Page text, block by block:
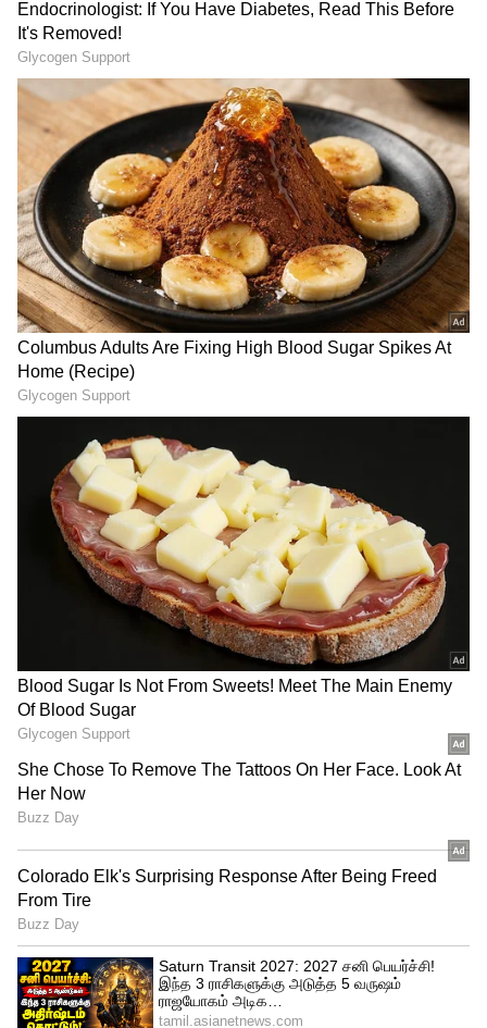
இருப்பதாக தெரிவித்தார். இந்த நிலையில்
இன்று அதிமுகவின் இரண்டு அணிகளான
எடப்பாடி பழனிசாமி தரப்பும்,
ஓ.பன்னீர்செல்வம் தரப்பும் மாறி மாறி
இன்று கமலாலயம் வந்து ஆலோசனை
நடத்தினார்கள்.
பிறகு செய்தியாளர்களை சந்தித்து
பேசினார் முன்னாள் அமைச்சர்
ஜெயக்குமார். பாஜகவுடன் நடத்திய
பேச்சுவார்த்தை திருப்திகரமாக இருந்தது.
ஈரோடு இடைத்தேர்தலில் பாஜகவின்
நிலைப்பாடு குறித்து பாஜகவினரே
அறிவிப்பார்கள் என்று கூறினார்.
LATEST VIDEOS
தூத்துக்குடி பனிமய மாதா
கோயில் திருவிழா நிறைவு:
திரளான பக்தர்கள் தரிசனம்!
நம்பர் 1 டிரெண்டிங்கில் 'தக்காளி
வெற்றி கழகம்' பஸ்! யார் பாத்த
வேலைடா இது?